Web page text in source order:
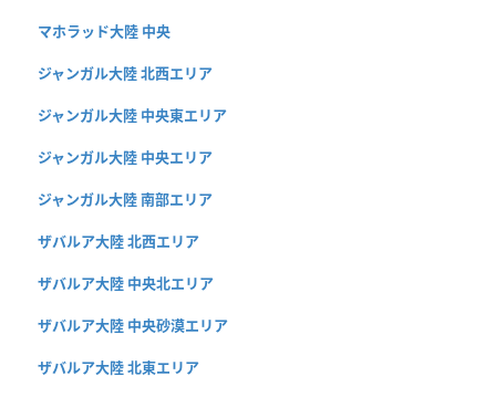
マホラッド大陸 中央
ジャンガル大陸 北西エリア
ジャンガル大陸 中央東エリア
ジャンガル大陸 中央エリア
ジャンガル大陸 南部エリア
ザバルア大陸 北西エリア
ザバルア大陸 中央北エリア
ザバルア大陸 中央砂漠エリア
ザバルア大陸 北東エリア